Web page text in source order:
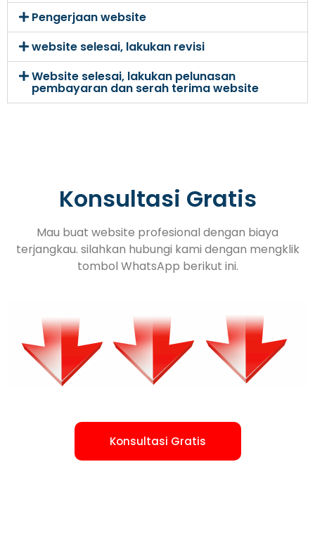
Pengerjaan website
website selesai, lakukan revisi
Website selesai, lakukan pelunasan
pembayaran dan serah terima website
Konsultasi Gratis
Mau buat website profesional dengan biaya
terjangkau. silahkan hubungi kami dengan mengklik
tombol WhatsApp berikut ini.
Konsultasi Gratis